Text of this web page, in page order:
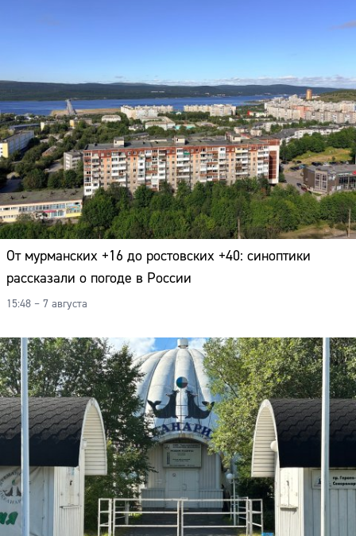
От мурманских +16 до ростовских +40: синоптики
рассказали о погоде в России
15:48 – 7 августа